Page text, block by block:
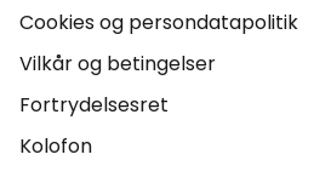
Cookies og persondatapolitik
Vilkår og betingelser
Fortrydelsesret
Kolofon